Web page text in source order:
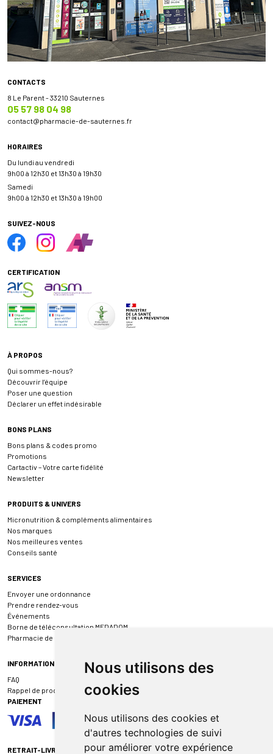
Nous utilisons des
cookies
Nous utilisons des cookies et
d'autres technologies de suivi
pour améliorer votre expérience
CONTACTS
8 Le Parent - 33210 Sauternes
05 57 98 04 98
contact@pharmacie-de-sauternes.fr
HORAIRES
Du lundi au vendredi
9h00 à 12h30 et 13h30 à 19h30
Samedi
9h00 à 12h30 et 13h30 à 19h00
SUIVEZ-NOUS
CERTIFICATION
À PROPOS
Qui sommes-nous?
Découvrir l’équipe
Poser une question
Déclarer un effet indésirable
BONS PLANS
Bons plans & codes promo
Promotions
Cartactiv – Votre carte fidélité
Newsletter
PRODUITS & UNIVERS
Micronutrition & compléments alimentaires
Nos marques
Nos meilleures ventes
Conseils santé
SERVICES
Envoyer une ordonnance
Prendre rendez-vous
Événements
Borne de téléconsultation MEDADOM
Pharmacie de garde
INFORMATIONS
FAQ
Rappel de produit
PAIEMENT
RETRAIT-LIVRAISON